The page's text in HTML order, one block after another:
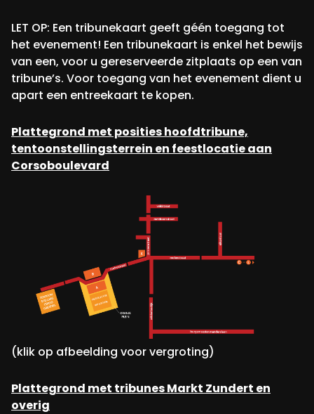
LET OP: Een tribunekaart geeft géén toegang tot
het evenement! Een tribunekaart is enkel het bewijs
van een, voor u gereserveerde zitplaats op een van
tribune’s. Voor toegang van het evenement dient u
apart een entreekaart te kopen.
Plattegrond met posities hoofdtribune,
tentoonstellingsterrein en feestlocatie aan
Corsoboulevard
(klik op afbeelding voor vergroting)
Plattegrond met tribunes Markt Zundert en
overig